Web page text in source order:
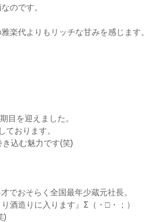
のです。
楽代よりもリッチな甘みを感じます。
目を迎えました。
おります。
込む魅力です(笑)
でおそらく全国最年少蔵元社長。
酒造りに入ります』Σ（・□・；）
)